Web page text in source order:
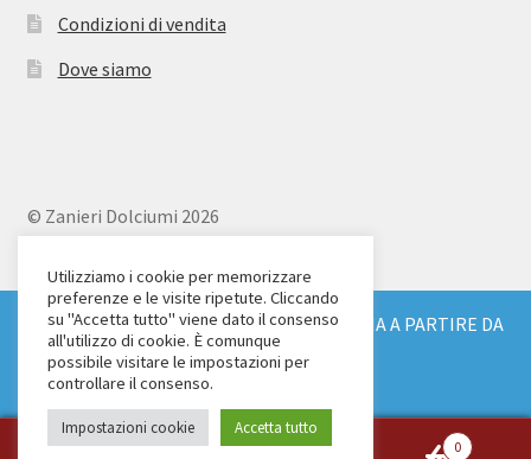
SPEDIZIONE GRATUITA IN TUTTA ITALIA A PARTIRE DA
€ 150
Ignora
Condizioni di vendita
Dove siamo
© Zanieri Dolciumi 2026
Via Alfieri 18
Scandicci (FI)
Tel. 055 2571707
C.F. e P.IVA: 04904430487
0
Utilizziamo i cookie per memorizzare
preferenze e le visite ripetute. Cliccando
su "Accetta tutto" viene dato il consenso
all'utilizzo di cookie. È comunque
possibile visitare le impostazioni per
controllare il consenso.
Impostazioni cookie Accetta tutto